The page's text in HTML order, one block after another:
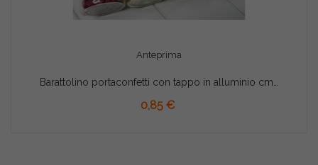
Anteprima
0,85 €